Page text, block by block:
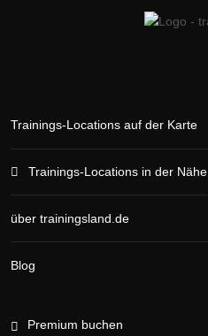
Trainings-Locations auf der Karte
Trainings-Locations in der Nähe
über trainingsland.de
Blog
Premium buchen